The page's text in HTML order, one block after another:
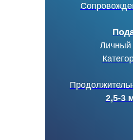
Личный
2,5-3